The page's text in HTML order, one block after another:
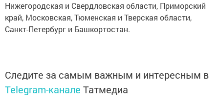
Нижегородская и Свердловская области, Приморский
край, Московская, Тюменская и Тверская области,
Санкт-Петербург и Башкортостан.
Следите за самым важным и интересным в
Telegram-канале Татмедиа